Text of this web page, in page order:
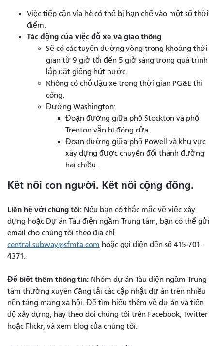
Việc tiếp cận vỉa hè có thể bị hạn chế vào một số thời
điểm.
Tác động của việc đỗ xe và giao thông
Sẽ có các tuyến đường vòng trong khoảng thời
gian từ 9 giờ tối đến 5 giờ sáng trong quá trình
lắp đặt giếng hút nước.
Không có chỗ đậu xe trong thời gian PG&E thi
công.
Đường Washington:
Đoạn đường giữa phố Stockton và phố
Trenton vẫn bị đóng cửa.
Đoạn đường giữa phố Powell và khu vực
xây dựng được chuyển đổi thành đường
hai chiều.
Kết nối con người. Kết nối cộng đồng.
Liên hệ với chúng tôi: Nếu bạn có thắc mắc về việc xây
dựng hoặc Dự án Tàu điện ngầm Trung tâm, bạn có thể gửi
email cho chúng tôi theo địa chỉ
central.subway@sfmta.com hoặc gọi điện đến số 415-701-
4371.
Để biết thêm thông tin: Nhóm dự án Tàu điện ngầm Trung
tâm thường xuyên đăng tải các cập nhật dự án trên nhiều
nền tảng mạng xã hội. Để tìm hiểu thêm về dự án và tiến
độ xây dựng, hãy theo dõi chúng tôi trên Facebook, Twitter
hoặc Flickr, và xem blog của chúng tôi.